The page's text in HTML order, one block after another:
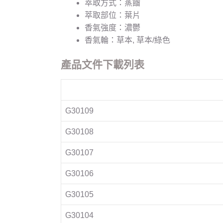
萃取方式：蒸餾
萃取部位：葉片
香氣強度：濃鬱
香氣輪：草本, 草本/綠色
產品文件下載列表
G30109
G30108
G30107
G30106
G30105
G30104